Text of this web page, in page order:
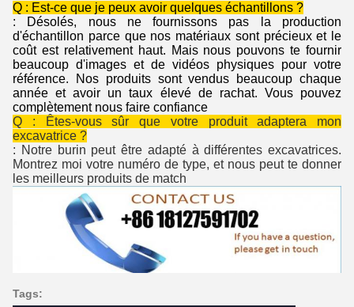
Q : Est-ce que je peux avoir quelques échantillons ?
: Désolés, nous ne fournissons pas la production
d'échantillon parce que nos matériaux sont précieux et le
coût est relativement haut. Mais nous pouvons te fournir
beaucoup d'images et de vidéos physiques pour votre
référence. Nos produits sont vendus beaucoup chaque
année et avoir un taux élevé de rachat. Vous pouvez
complètement nous faire confiance
Q : Êtes-vous sûr que votre produit adaptera mon
excavatrice ?
: Notre burin peut être adapté à différentes excavatrices.
Montrez moi votre numéro de type, et nous peut te donner
les meilleurs produits de match
Tags: